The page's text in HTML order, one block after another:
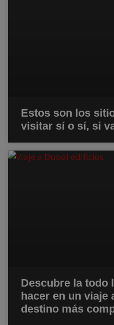
Estos son los
visitar sí o sí, si
Descubre la todo
hacer en un viaje
destino más